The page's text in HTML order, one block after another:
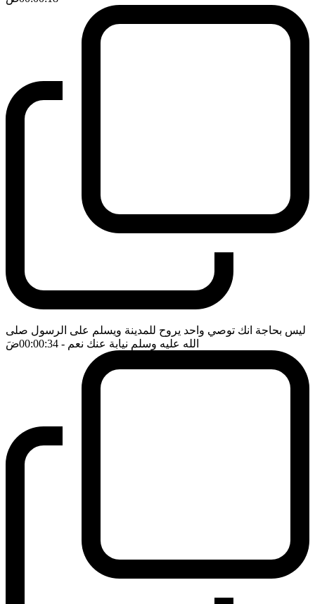
ليس بحاجة انك توصي واحد يروح للمدينة ويسلم على الرسول صلى
الله عليه وسلم نيابة عنك نعم - 00:00:34 ضَ